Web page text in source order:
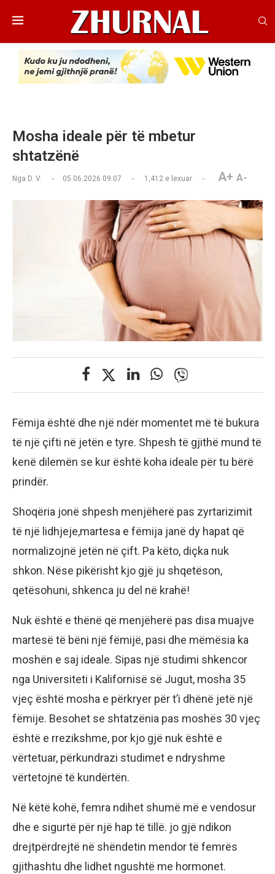
Mosha ideale për të mbetur
shtatzënë
Nga D. V. 05.06.2026 09:07 1,412 e lexuar A+ A-
Fëmija është dhe një ndër momentet më të bukura
të një çifti në jetën e tyre. Shpesh të gjithë mund të
kenë dilemën se kur është koha ideale për tu bërë
prindër.
Shoqëria jonë shpesh menjëherë pas zyrtarizimit
të një lidhjeje,martesa e fëmija janë dy hapat që
normalizojnë jetën në çift. Pa këto, diçka nuk
shkon. Nëse pikërisht kjo gjë ju shqetëson,
qetësohuni, shkenca ju del në krahë!
Nuk është e thënë që menjëherë pas disa muajve
martesë të bëni një fëmijë, pasi dhe mëmësia ka
moshën e saj ideale. Sipas një studimi shkencor
nga Universiteti i Kalifornisë së Jugut, mosha 35
vjeç është mosha e përkryer për t’i dhënë jetë një
fëmije. Besohet se shtatzënia pas moshës 30 vjeç
është e rrezikshme, por kjo gjë nuk është e
vërtetuar, përkundrazi studimet e ndryshme
vërtetojnë të kundërtën.
Në këtë kohë, femra ndihet shumë më e vendosur
dhe e sigurtë për një hap të tillë. jo gjë ndikon
drejtpërdrejtë në shëndetin mendor të femrës
gjithashtu dhe lidhet ngushtë me hormonet.